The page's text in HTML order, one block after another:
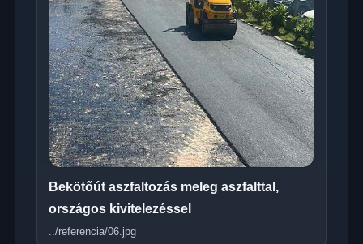
Bekötőút aszfaltozás meleg aszfalttal,
országos kivitelezéssel
../referencia/06.jpg